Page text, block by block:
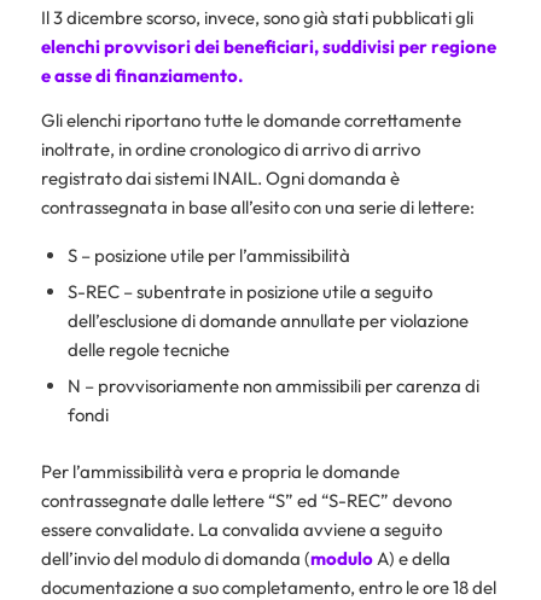
Il 3 dicembre scorso, invece, sono già stati pubblicati gli
elenchi provvisori dei beneficiari, suddivisi per regione
e asse di finanziamento.
Gli elenchi riportano tutte le domande correttamente
inoltrate, in ordine cronologico di arrivo di arrivo
registrato dai sistemi INAIL. Ogni domanda è
contrassegnata in base all’esito con una serie di lettere:
S – posizione utile per l’ammissibilità
S-REC – subentrate in posizione utile a seguito
dell’esclusione di domande annullate per violazione
delle regole tecniche
N – provvisoriamente non ammissibili per carenza di
fondi
Per l’ammissibilità vera e propria le domande
contrassegnate dalle lettere “S” ed “S-REC” devono
essere convalidate. La convalida avviene a seguito
dell’invio del modulo di domanda (moduloA) e della
documentazione a suo completamento, entro le ore 18 del